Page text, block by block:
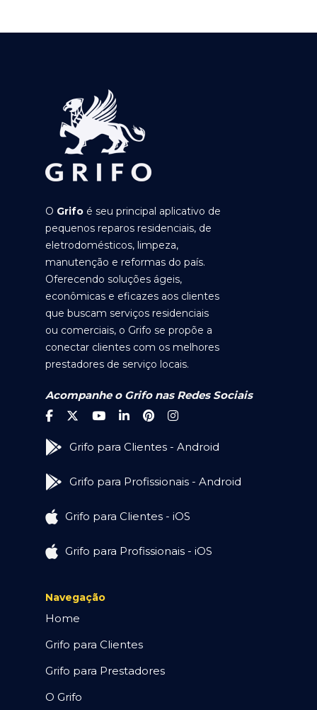
O Grifo é seu principal aplicativo de
pequenos reparos residenciais, de
eletrodomésticos, limpeza,
manutenção e reformas do país.
Oferecendo soluções ágeis,
econômicas e eficazes aos clientes
que buscam serviços residenciais
ou comerciais, o Grifo se propõe a
conectar clientes com os melhores
prestadores de serviço locais.
Acompanhe o Grifo nas Redes Sociais
Grifo para Clientes - Android
Grifo para Profissionais - Android
Grifo para Clientes - iOS
Grifo para Profissionais - iOS
Navegação
Home
Grifo para Clientes
Grifo para Prestadores
O Grifo